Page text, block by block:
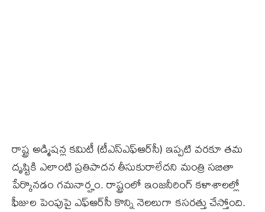
రాష్ట్ర అడ్మిషన్ల కమిటీ (టీఎస్‌ఎఫ్‌ఆర్‌సీ) ఇప్పటి వరకూ తమ
దృష్టికి ఎలాంటి ప్రతిపాదన తీసుకురాలేదని మంత్రి సబితా
పేర్కొనడం గమనార్హం. రాష్ట్రంలో ఇంజనీరింగ్‌ కళాశాలల్లో
ఫీజుల పెంపుపై ఎఫ్‌ఆర్‌సీ కొన్ని నెలలుగా కసరత్తు చేస్తోంది.